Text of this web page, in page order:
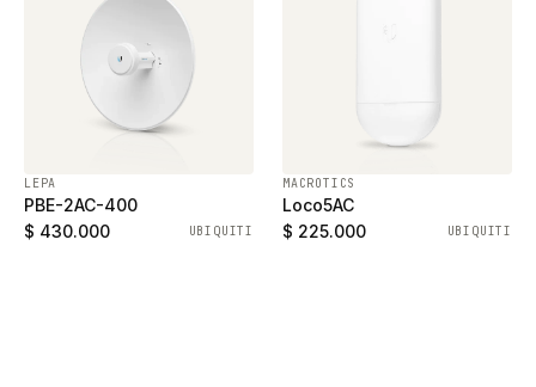
LEPA
PBE-2AC-400
$ 430.000
UBIQUITI
MACROTICS
Loco5AC
$ 225.000
UBIQUITI